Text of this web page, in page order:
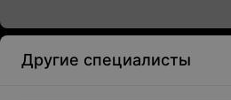
Другие специалисты